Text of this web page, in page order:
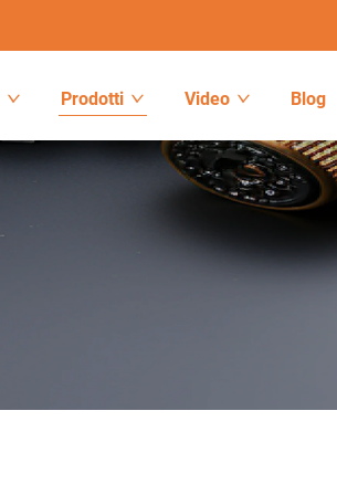
Prodotti Video Blog